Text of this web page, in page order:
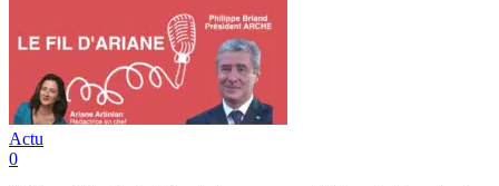
Actu
0